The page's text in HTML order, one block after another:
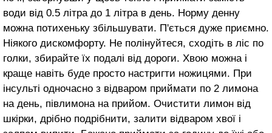
води від 0.5 літра до 1 літра в день. Норму денну
можна потихеньку збільшувати. П'ється дуже приємно.
Ніякого дискомфорту. Не полінуйтеся, сходіть в ліс по
голки, збирайте їх подалі від дороги. Хвою мож­на і
краще навіть буде просто на­стригти ножицями. При
інсульті одночасно з відваром приймати по 2 лимона
на день, півлимона на прийом. Очистити лимон від
шкірки, дрібно подрібнити, зали­ти відваром хвої і